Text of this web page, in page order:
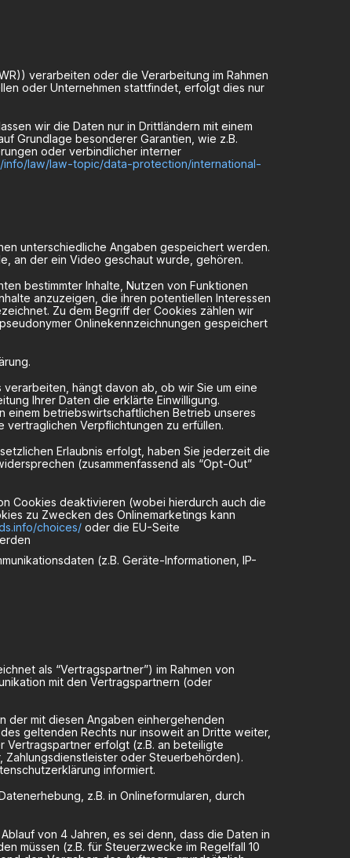
verarbeiten oder die Verarbeitung im Rahmen
oder Unternehmen stattfindet, erfolgt dies nur
wir die Daten nur in Drittländern mit einem
Grundlage besonderer Garantien, wie z.B.
oder verbindlicher interner
info/law/law-topic/data-protection/international-
unterschiedliche Angaben gespeichert werden.
an der ein Video geschaut wurde, gehören.
bestimmter Inhalte, Nutzen von Funktionen
anzuzeigen, die ihren potentiellen Interessen
Zu dem Begriff der Cookies zählen wir
Onlinekennzeichnungen gespeichert
hängt davon ab, ob wir Sie um eine
Ihrer Daten die erklärte Einwilligung.
einem betriebswirtschaftlichen Betrieb unseres
vertraglichen Verpflichtungen zu erfüllen.
Erlaubnis erfolgt, haben Sie jederzeit die
(zusammenfassend als “Opt-Out”
Cookies deaktivieren (wobei hierdurch auch die
zu Zwecken des Onlinemarketings kann
choices/ oder die EU-Seite
(z.B. Geräte-Informationen, IP-
als “Vertragspartner”) im Rahmen von
mit den Vertragspartnern (oder
der mit diesen Angaben einhergehenden
geltenden Rechts nur insoweit an Dritte weiter,
Vertragspartner erfolgt (z.B. an beteiligte
Zahlungsdienstleister oder Steuerbehörden).
informiert.
z.B. in Onlineformularen, durch
von 4 Jahren, es sei denn, dass die Daten in
müssen (z.B. für Steuerzwecke im Regelfall 10